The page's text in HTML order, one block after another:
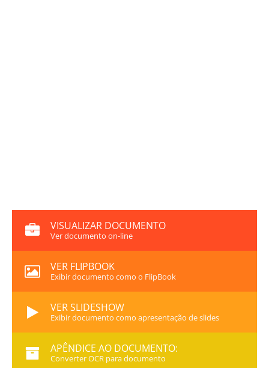
VISUALIZAR DOCUMENTO
Ver documento on-line
VER FLIPBOOK
Exibir documento como o FlipBook
VER SLIDESHOW
Exibir documento como apresentação de slides
APÊNDICE AO DOCUMENTO:
Converter OCR para documento